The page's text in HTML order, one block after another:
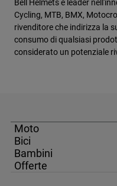
Cycling, MTB, BMX,
rivenditore che indirizza la
consumo di qualsiasi
considerato un potenziale
Moto
Bici
Bambini
Offerte